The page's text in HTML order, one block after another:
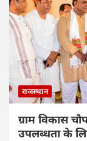
राजस्थान
ग्राम विकास
उपलब्धता के